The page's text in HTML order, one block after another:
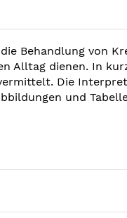
Behandlung von
Alltag dienen. In
Die
und